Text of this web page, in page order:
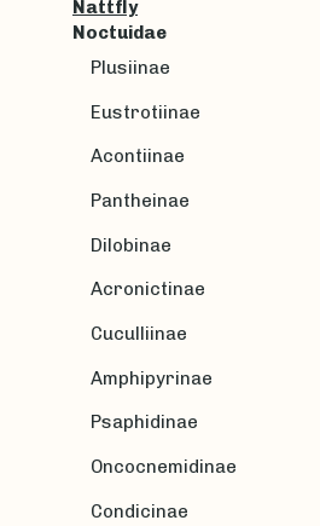
Nattfly
Noctuidae
Plusiinae
Eustrotiinae
Acontiinae
Pantheinae
Dilobinae
Acronictinae
Cuculliinae
Amphipyrinae
Psaphidinae
Oncocnemidinae
Condicinae